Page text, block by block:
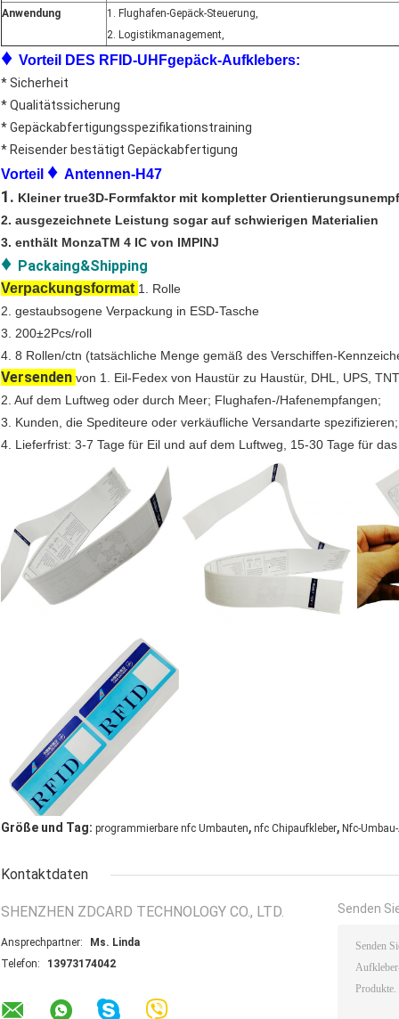
Anwendung
1. Flughafen-Gepäck-Steuerung,
2. Logistikmanagement,
♦ Vorteil DES RFID-UHFgepäck-Aufklebers:
* Sicherheit
* Qualitätssicherung
* Gepäckabfertigungsspezifikationstraining
* Reisender bestätigt Gepäckabfertigung
Vorteil ♦ Antennen-H47
1. Kleiner true3D-Formfaktor mit kompletter
2. ausgezeichnete Leistung sogar auf schwierigen Materialien
3. enthält MonzaTM 4 IC von IMPINJ
♦ Packaing&Shipping
Verpackungsformat 1. Rolle
2. gestaubsogene Verpackung in ESD-Tasche
3. 200±2Pcs/roll
4. 8 Rollen/ctn (tatsächliche Menge gemäß des Verschiffen-
Versenden von 1. Eil-Fedex von Haustür zu Haustür, DHL, UPS,
2. Auf dem Luftweg oder durch Meer; Flughafen-/Hafenempfangen;
3. Kunden, die Spediteure oder verkäufliche Versandarte spezifizieren;
4. Lieferfrist: 3-7 Tage für Eil und auf dem Luftweg, 15-30 Tage für
Größe und Tag: programmierbare nfc Umbauten, nfc Chipaufkleber, Nfc-
Kontaktdaten
SHENZHEN ZDCARD TECHNOLOGY CO., LTD.
Ansprechpartner:
Ms. Linda
Telefon:
13973174042
Senden